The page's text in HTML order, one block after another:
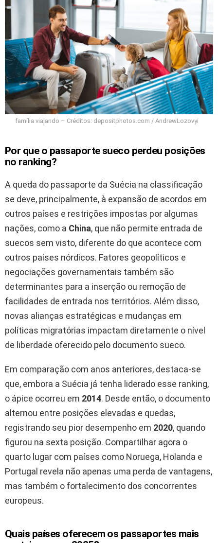
família viajando – Créditos: depositphotos.com / AndrewLozovyi
Por que o passaporte sueco perdeu posições
no ranking?
A queda do passaporte da Suécia na classificação
se deve, principalmente, à expansão de acordos em
outros países e restrições impostas por algumas
nações, como a China, que não permite entrada de
suecos sem visto, diferente do que acontece com
outros países nórdicos. Fatores geopolíticos e
negociações governamentais também são
determinantes para a inserção ou remoção de
facilidades de entrada nos territórios. Além disso,
novas alianças estratégicas e mudanças em
políticas migratórias impactam diretamente o nível
de liberdade oferecido pelo documento sueco.
Em comparação com anos anteriores, destaca-se
que, embora a Suécia já tenha liderado esse ranking,
o ápice ocorreu em 2014. Desde então, o documento
alternou entre posições elevadas e quedas,
registrando seu pior desempenho em 2020, quando
figurou na sexta posição. Compartilhar agora o
quarto lugar com países como Noruega, Holanda e
Portugal revela não apenas uma perda de vantagens,
mas também o fortalecimento dos concorrentes
europeus.
Quais países oferecem os passaportes mais